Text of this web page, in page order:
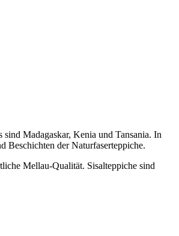
Madagaskar, Kenia und Tansania. In
Beschichten der Naturfaserteppiche.
Mellau-Qualität. Sisalteppiche sind